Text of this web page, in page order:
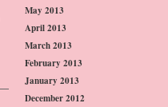
May 2013
April 2013
March 2013
February 2013
January 2013
December 2012